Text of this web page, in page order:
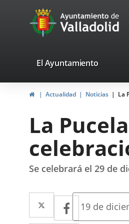
Portal
Web
Ayuntamiento
de
valladolid.es
El Ayuntamiento
InicioActualidad Noticias La
La
Se celebrará el 29 de
Twitter
Enlace
a
Facebook
Enlace
Fecha
19 de